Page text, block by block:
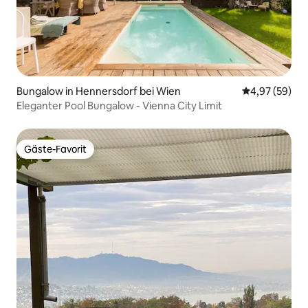
Bungalow in Hennersdorf bei Wien
4,97 (59)
Eleganter Pool Bungalow - Vienna City Limit
Gäste-Favorit
Gäste-Favorit